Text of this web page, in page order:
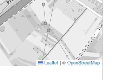
Leaflet |© OpenStreetMap